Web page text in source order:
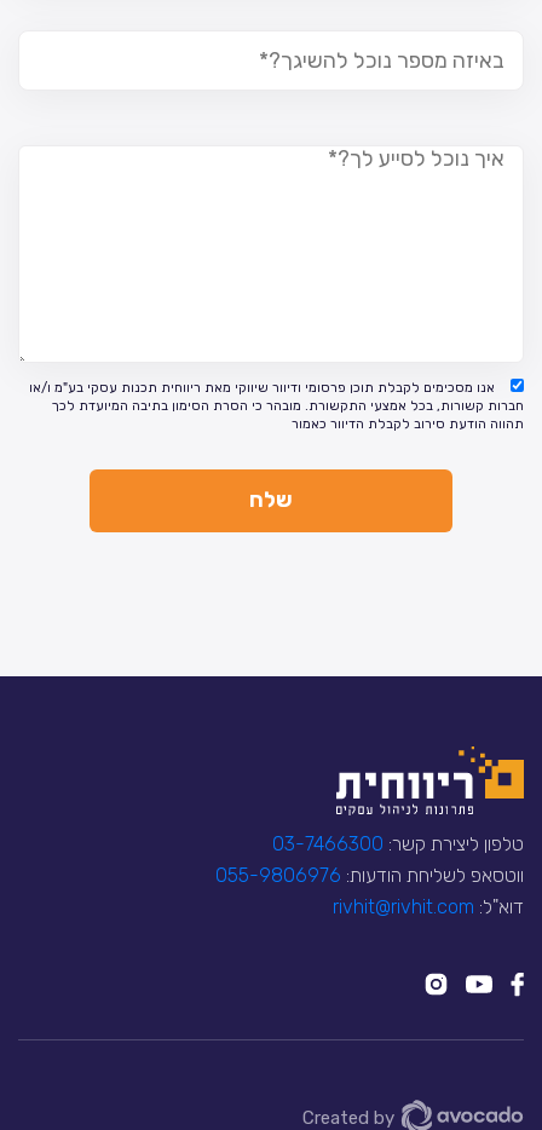
אנו מסכימים לקבלת תוכן פרסומי ודיוור שיווקי מאת ריווחית תכנות עסקי בע"מ ו/או
חברות קשורות, בכל אמצעי התקשורת. מובהר כי הסרת הסימון בתיבה המיועדת לכך
תהווה הודעת סירוב לקבלת הדיוור כאמור
טלפון ליצירת קשר: 03-7466300
ווטסאפ לשליחת הודעות: 055-9806976
דוא"ל: rivhit@rivhit.com
Created by